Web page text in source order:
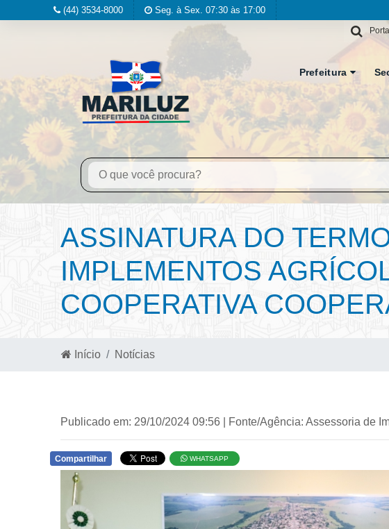
(44) 3534-8000 Seg. à Sex. 07:30 às 17:00
Prefeitura
ASSINATURA DO
IMPLEMENTOS
COOPERATIVA
Início Notícias
Publicado em: 29/10/2024 09:56 | Fonte/Agência: Assessoria de
Compartilhar WHATSAPP